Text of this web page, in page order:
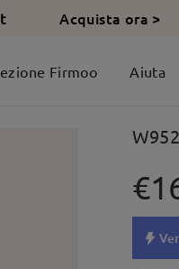
Acquista ora >
Firmoo Aiuta